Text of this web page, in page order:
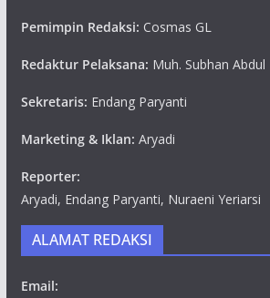
Pemimpin Redaksi: Cosmas GL
Redaktur Pelaksana: Muh. Subhan Abdul
Sekretaris: Endang Paryanti
Marketing & Iklan: Aryadi
Reporter:
Aryadi, Endang Paryanti, Nuraeni Yeriarsi
ALAMAT REDAKSI
Email: